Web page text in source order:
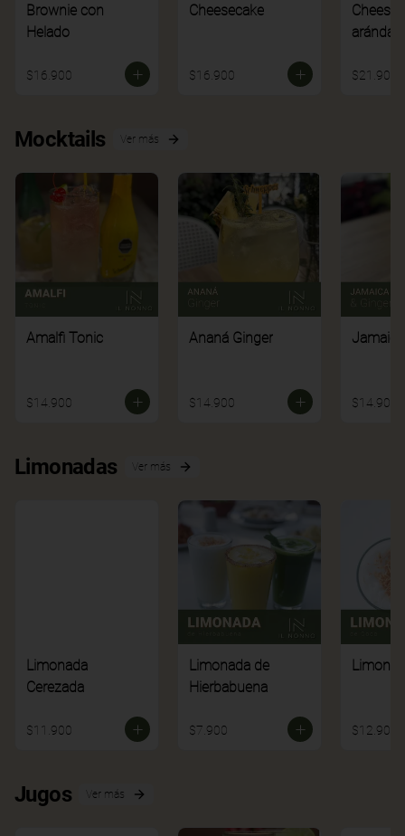
Brownie con
Helado
$16.900
Cheesecake
$16.900 $21.900
Mocktails Ver más
Amalfi Tonic
$14.900
Ananá Ginger
$14.900 $14.900
Limonadas Ver más
Limonada
Cerezada
$11.900
Limonada de
Hierbabuena
$7.900 $12.900
Jugos Ver más